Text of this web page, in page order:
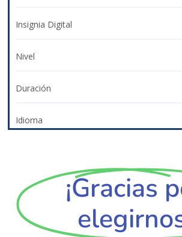
Insignia Digital
Nivel
Duración
Idioma
¡Gracias